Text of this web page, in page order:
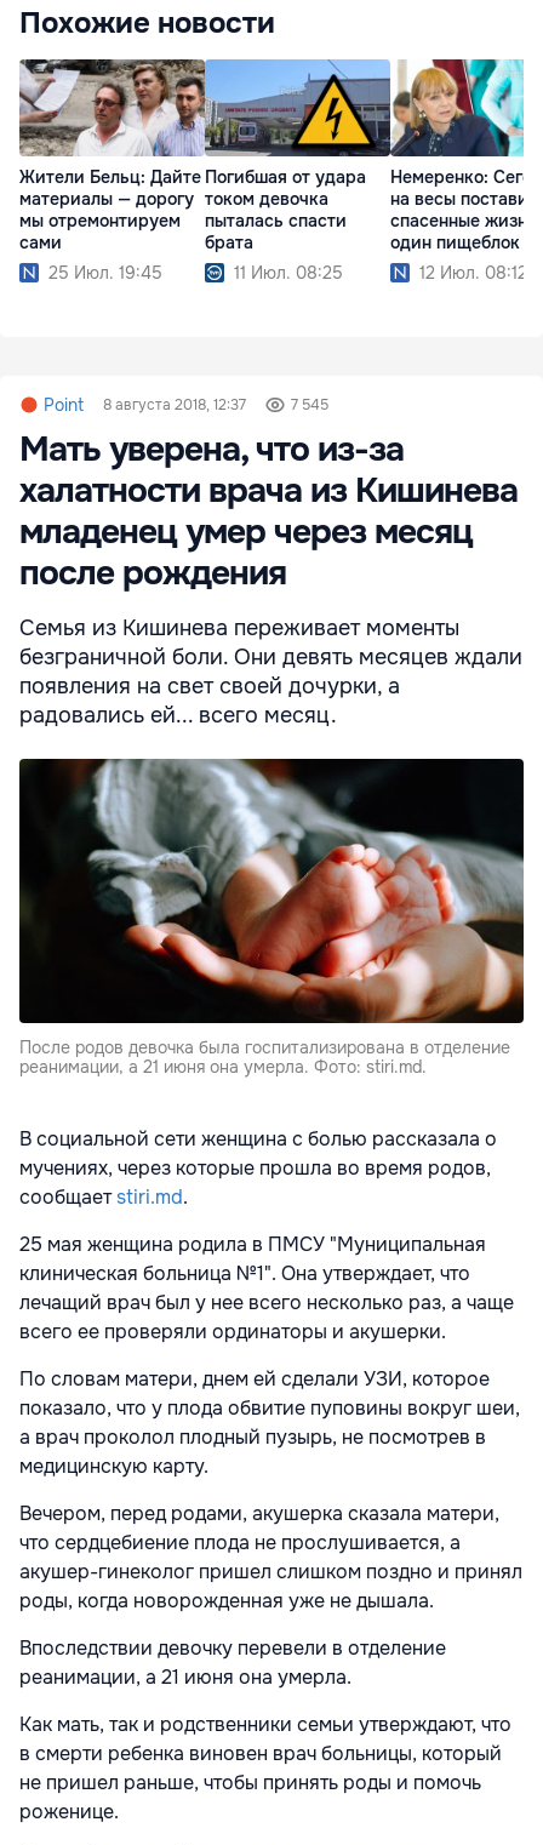
Похожие новости
Жители Бельц: Дайте
материалы — дорогу
мы отремонтируем
сами
25 Июл. 19:45
Погибшая от удара
током девочка
пыталась спасти
брата
11 Июл. 08:25
Немеренко:
на весы
спасенные жизни
один пищеблок
12 Июл. 08:12
Point 8 августа 2018, 12:37 7 545
Мать уверена, что из-за
халатности врача из Кишинева
младенец умер через месяц
после рождения
Семья из Кишинева переживает моменты
безграничной боли. Они девять месяцев ждали
появления на свет своей дочурки, а
радовались ей... всего месяц.
После родов девочка была госпитализирована в отделение
реанимации, а 21 июня она умерла. Фото: stiri.md.
В социальной сети женщина с болью рассказала о
мучениях, через которые прошла во время родов,
сообщаетstiri.md.
25 мая женщина родила в ПМСУ "Муниципальная
клиническая больница №1". Она утверждает, что
лечащий врач был у нее всего несколько раз, а чаще
всего ее проверяли ординаторы и акушерки.
По словам матери, днем ей сделали УЗИ, которое
показало, что у плода обвитие пуповины вокруг шеи,
а врач проколол плодный пузырь, не посмотрев в
медицинскую карту.
Вечером, перед родами, акушерка сказала матери,
что сердцебиение плода не прослушивается, а
акушер-гинеколог пришел слишком поздно и принял
роды, когда новорожденная уже не дышала.
Впоследствии девочку перевели в отделение
реанимации, а 21 июня она умерла.
Как мать, так и родственники семьи утверждают, что
в смерти ребенка виновен врач больницы, который
не пришел раньше, чтобы принять роды и помочь
роженице.